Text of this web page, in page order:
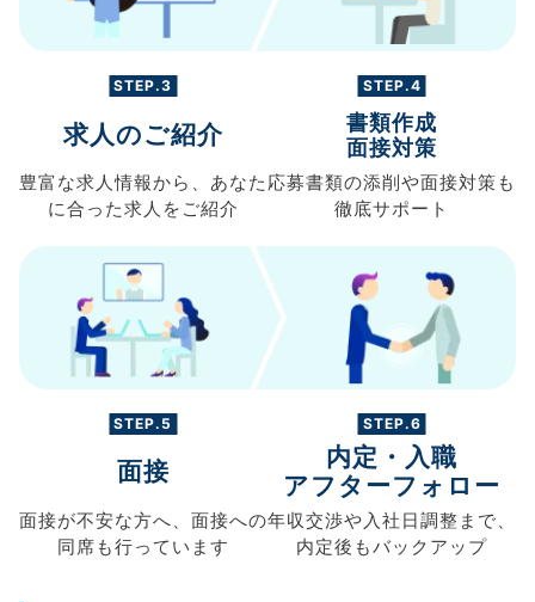
STEP.3
求人のご紹介
豊富な求人情報から、 あなた
に合った求人を ご紹介
STEP.4
書類作成
面接対策
応募書類の添削や面接対策も
徹底サポート
STEP.5
面接
面接が不安な方へ、 面接への
同席も行っています
STEP.6
内定・入職
アフターフォロー
年収交渉や 入社日調整まで、
内定後もバックアップ